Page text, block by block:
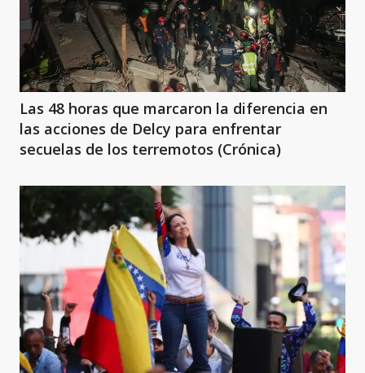
Las 48 horas que marcaron la diferencia en
las acciones de Delcy para enfrentar
secuelas de los terremotos (Crónica)